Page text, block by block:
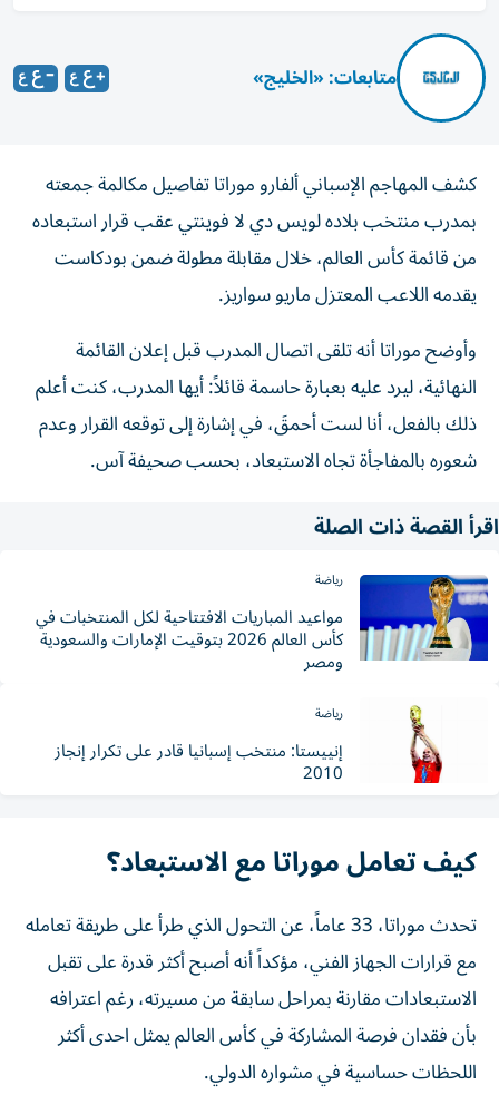
متابعات: «الخليج»
كشف المهاجم الإسباني ألفارو موراتا تفاصيل مكالمة جمعته
بمدرب منتخب بلاده لويس دي لا فوينتي عقب قرار استبعاده
من قائمة كأس العالم، خلال مقابلة مطولة ضمن بودكاست
يقدمه اللاعب المعتزل ماريو سواريز.
وأوضح موراتا أنه تلقى اتصال المدرب قبل إعلان القائمة
النهائية، ليرد عليه بعبارة حاسمة قائلاً: أيها المدرب، كنت أعلم
ذلك بالفعل، أنا لست أحمقَ، في إشارة إلى توقعه القرار وعدم
شعوره بالمفاجأة تجاه الاستبعاد، بحسب صحيفة آس.
اقرأ القصة ذات الصلة
رياضة
مواعيد المباريات الافتتاحية لكل المنتخبات في
كأس العالم 2026 بتوقيت الإمارات والسعودية
ومصر
رياضة
إنييستا: منتخب إسبانيا قادر على تكرار إنجاز
2010
كيف تعامل موراتا مع الاستبعاد؟
تحدث موراتا، 33 عاماً، عن التحول الذي طرأ على طريقة تعامله
مع قرارات الجهاز الفني، مؤكداً أنه أصبح أكثر قدرة على تقبل
الاستبعادات مقارنة بمراحل سابقة من مسيرته، رغم اعترافه
بأن فقدان فرصة المشاركة في كأس العالم يمثل احدى أكثر
اللحظات حساسية في مشواره الدولي.